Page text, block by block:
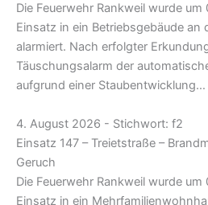
Die Feuerwehr Rankweil wurde
Einsatz in ein Betriebsgebäude an
alarmiert. Nach erfolgter
Täuschungsalarm der
aufgrund einer Staubentwicklung…
4. August 2026 - Stichwort: f2
Einsatz 147 – Treietstraße –
Geruch
Die Feuerwehr Rankweil wurde
Einsatz in ein